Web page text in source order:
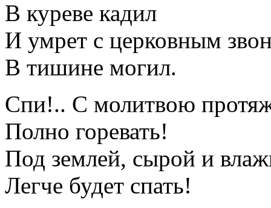
В куреве кадил
И умрет с церковным
В тишине могил.
Спи!.. С молитвою
Полно горевать!
Под землей, сырой и
Легче будет спать!